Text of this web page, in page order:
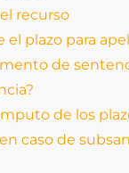
recurso
plazo para
de
de los
caso de